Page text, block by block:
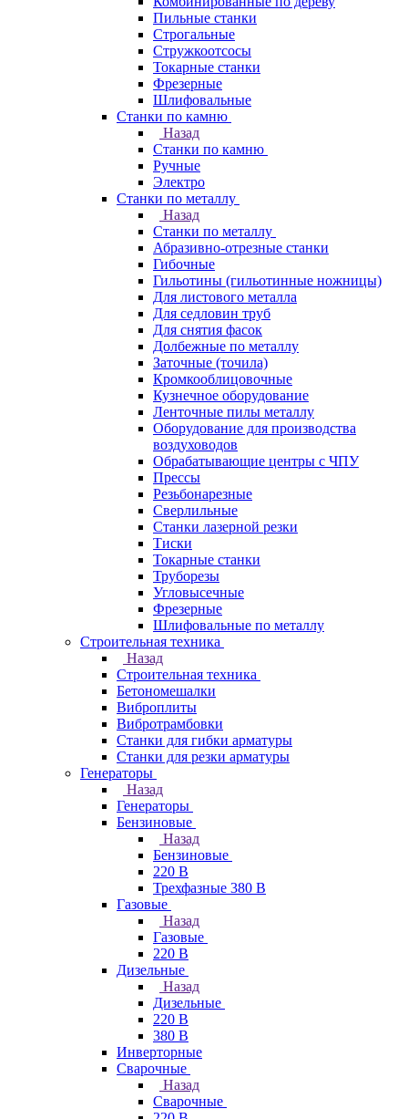
Пильные станки
Строгальные
Стружкоотсосы
Токарные станки
Фрезерные
Шлифовальные
Станки по камню
Назад
Станки по камню
Ручные
Электро
Станки по металлу
Назад
Станки по металлу
Абразивно-отрезные станки
Гибочные
Гильотины (гильотинные ножницы)
Для листового металла
Для седловин труб
Для снятия фасок
Долбежные по металлу
Заточные (точила)
Кромкооблицовочные
Кузнечное оборудование
Ленточные пилы металлу
Оборудование для производства
воздуховодов
Обрабатывающие центры с ЧПУ
Прессы
Резьбонарезные
Сверлильные
Станки лазерной резки
Тиски
Токарные станки
Труборезы
Угловысечные
Фрезерные
Шлифовальные по металлу
Строительная техника
Назад
Строительная техника
Бетономешалки
Виброплиты
Вибротрамбовки
Станки для гибки арматуры
Станки для резки арматуры
Генераторы
Назад
Генераторы
Бензиновые
Назад
Бензиновые
220 В
Трехфазные 380 В
Газовые
Назад
Газовые
220 В
Дизельные
Назад
Дизельные
220 В
380 В
Инверторные
Сварочные
Назад
Сварочные